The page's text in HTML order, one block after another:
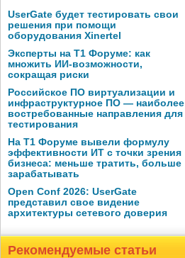
UserGate будет тестировать свои
решения при помощи
оборудования Xinertel
Эксперты на Т1 Форуме: как
множить ИИ-возможности,
сокращая риски
Российское ПО виртуализации и
инфраструктурное ПО — наиболее
востребованные направления для
тестирования
На Т1 Форуме вывели формулу
эффективности ИТ с точки зрения
бизнеса: меньше тратить, больше
зарабатывать
Open Conf 2026: UserGate
представил свое видение
архитектуры сетевого доверия
Рекомендуемые статьи